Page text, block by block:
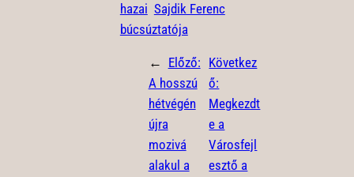
hazai Sajdik Ferenc
búcsúztatója
← Előző:
A hosszú
hétvégén
újra
mozivá
alakul a
Következ
ő:
Megkezdt
e a
Városfejl
esztő a